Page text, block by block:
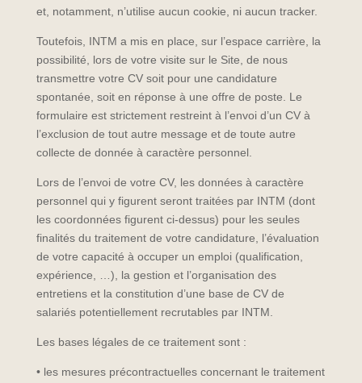
et, notamment, n’utilise aucun cookie, ni aucun tracker.
Toutefois, INTM a mis en place, sur l’espace carrière, la
possibilité, lors de votre visite sur le Site, de nous
transmettre votre CV soit pour une candidature
spontanée, soit en réponse à une offre de poste. Le
formulaire est strictement restreint à l’envoi d’un CV à
l’exclusion de tout autre message et de toute autre
collecte de donnée à caractère personnel.
Lors de l’envoi de votre CV, les données à caractère
personnel qui y figurent seront traitées par INTM (dont
les coordonnées figurent ci-dessus) pour les seules
finalités du traitement de votre candidature, l’évaluation
de votre capacité à occuper un emploi (qualification,
expérience, …), la gestion et l’organisation des
entretiens et la constitution d’une base de CV de
salariés potentiellement recrutables par INTM.
Les bases légales de ce traitement sont :
• les mesures précontractuelles concernant le traitement